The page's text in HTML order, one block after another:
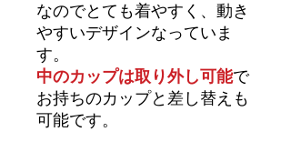
なのでとても着やすく、動き
やすいデザインなっていま
す。
中のカップは取り外し可能で
お持ちのカップと差し替えも
可能です。